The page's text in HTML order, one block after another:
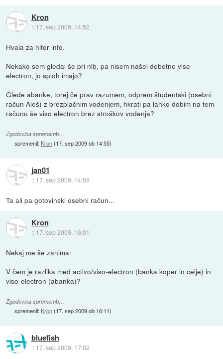
Kron
:: 17. sep 2009, 14:52
Hvala za hiter info.
Nekako sem gledal še pri nlb, pa nisem našel debetne vise
electron, jo sploh imajo?
Glede abanke, torej če prav razumem, odprem študentski (osebni
račun Aleš) z brezplačnim vodenjem, hkrati pa lahko dobim na tem
računu še viso electron brez stroškov vodenja?
Zgodovina sprememb…
spremenil: Kron(17. sep 2009 ob 14:55)
jan01
:: 17. sep 2009, 14:59
Ta ali pa gotovinski osebni račun...
Kron
:: 17. sep 2009, 16:01
Nekaj me še zanima:
V čem je razlika med activo/viso-electron (banka koper in celje) in
viso-electron (abanka)?
Zgodovina sprememb…
spremenil: Kron(17. sep 2009 ob 16:11)
bluefish
:: 17. sep 2009, 17:02